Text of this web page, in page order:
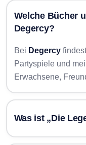
Welche Bücher
Degercy?
Bei Degercy
Partyspiele und
Erwachsene,
Was ist „Die
„Die Legende der